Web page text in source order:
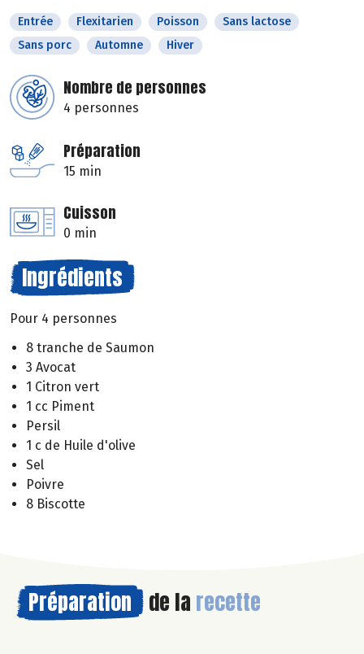
Entrée Flexitarien Poisson
Sans lactose
Sans porc
Automne Hiver
Nombre de personnes
4 personnes
Préparation
15 min
Cuisson
0 min
Ingrédients
Pour 4 personnes
8 tranche de Saumon
3 Avocat
1 Citron vert
1 cc Piment
Persil
1 c de Huile d'olive
Sel
Poivre
8 Biscotte
Préparation de la recette